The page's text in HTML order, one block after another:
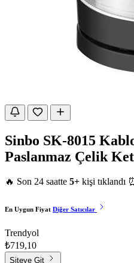
Sinbo SK-8015
Paslanmaz Çelik
🔥 Son 24 saatte 5+ kişi tıklandı
En Uygun Fiyat Diğer Satıcılar
Trendyol
₺719,10
Siteye Git